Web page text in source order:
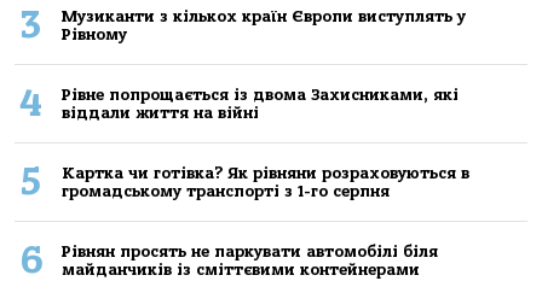
3
Музиканти з кількох країн Європи виступлять у
Рівному
4
Рівне попрощається із двома Захисниками, які
віддали життя на війні
5
Картка чи готівка? Як рівняни розраховуються в
громадському транспорті з 1-го серпня
6
Рівнян просять не паркувати автомобілі біля
майданчиків із сміттєвими контейнерами